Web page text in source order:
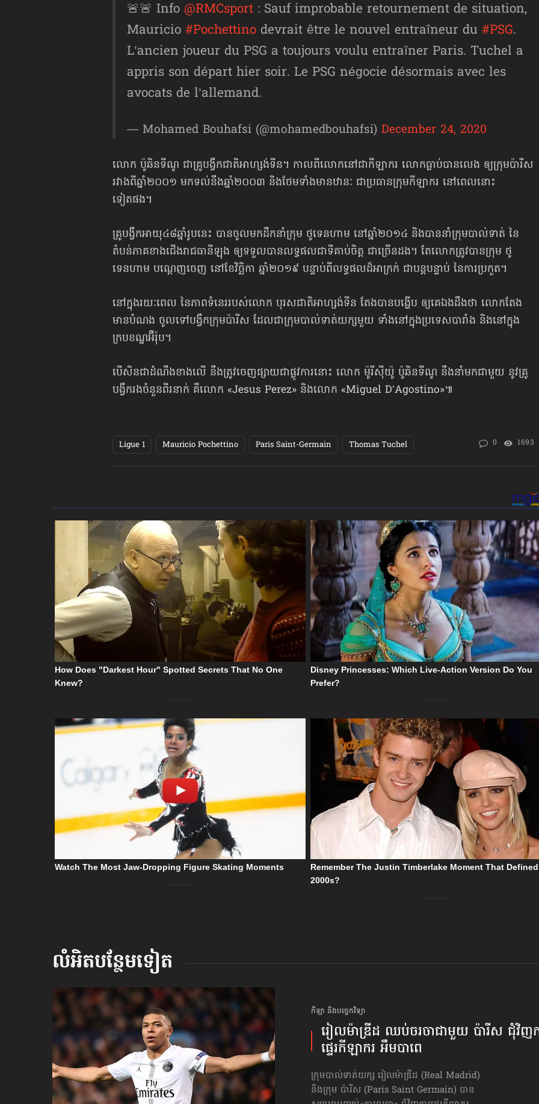
🚨🚨 Info @RMCsport : Sauf improbable retournement de situation,
Mauricio#Pochettino devrait être le nouvel entraîneur du#PSG.
L’ancien joueur du PSG a toujours voulu entraîner Paris. Tuchel a
appris son départ hier soir. Le PSG négocie désormais avec les
avocats de l’allemand.
— Mohamed Bouhafsi (@mohamedbouhafsi)December 24, 2020
លោក ប៉ូឆិនទីណូ ជាគ្រូបង្វឹកជាតិអាហ្សង់ទីន។ កាលពីលោកនៅជាកីឡាករ លោកធ្លាប់បានលេង ឲ្យក្រុមប៉ារីស
រវាងពី​ឆ្នាំ២០០១ មកទល់នឹងឆ្នាំ២០០៣ និងថែមទាំងមានឋានៈ ជាប្រធានក្រុមកីឡាករ នៅពេលនោះ
ទៀតផង។
គ្រូបង្វឹកអាយុ៤៨ឆ្នាំរូបនេះ បានចូលមកដឹកនាំក្រុម ថូទេនហាម នៅឆ្នាំ២០១៤ និងបាននាំក្រុម​បាល់ទាត់ នៃ
តំបន់​ភាគខាងជើង​រាជធានីឡុង ឲ្យទទួលបានលទ្ធផល​ជាទីគាប់ចិត្ត ជាច្រើនដង។ តែលោកត្រូវបានក្រុម ថូ
ទេនហាម បណ្ដេញចេញ នៅខែវិច្ឆិកា ឆ្នាំ២០១៩ បន្ទាប់ពីលទ្ធផលដ៏អាក្រក់ ជាបន្តបន្ទាប់ នៃការប្រកួត។
នៅក្នុងរយៈពេល នៃភាពទំនេររបស់លោក បុរសជាតិអាហ្សង់ទីន តែងបានបង្ហើប ឲ្យគេឯងដឹងថា លោកតែង
មានបំណង ចូលទៅបង្វឹក​ក្រុមប៉ារីស ដែលជាក្រុមបាល់ទាត់យក្សមួយ ទាំងនៅក្នុងប្រទេសបារាំង និងនៅក្នុង
ក្របខណ្ឌអ៊ឺរ៉ុប។
បើសិនជាដំណឹងខាងលើ នឹងត្រូវចេញផ្សាយ​ជាផ្លូវការនោះ លោក ម៉ូរីស៊ីយ៉ូ ប៉ូឆិនទីណូ នឹងនាំមកជាមួយ នូវគ្រូ
បង្វឹករងចំនួនពីរនាក់ គឺលោក «Jesus Perez» និងលោក «Miguel D’Agostino»៕
Ligue 1 Mauricio Pochettino Paris Saint-Germain Thomas Tuchel 0 1693
លំអិតបន្ថែមទៀត
កីឡា និងបច្ចេកវិទ្យា
រៀលម៉ាឌ្រីដ ឈប់ចរចាជាមួយ ប៉ារីស ជុំវិញ​ក
ផ្ទេរ​កីឡាករ អឹមបាពេ
ក្រុមបាល់ទាត់យក្ស រៀលម៉ាឌ្រីដ (Real Madrid)
និងក្រុម ប៉ារីស (Paris Saint Germain) បាន